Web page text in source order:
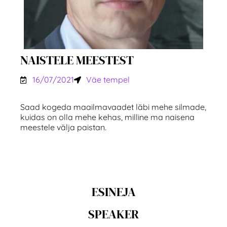
NAISTELE MEESTEST
16/07/2021 Väe tempel
Saad kogeda maailmavaadet läbi mehe silmade,
kuidas on olla mehe kehas, milline ma naisena
meestele välja paistan.
ESINEJA
SPEAKER